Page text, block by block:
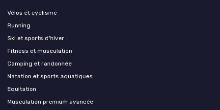
Vélos et cyclisme
Running
Ski et sports d'hiver
Fitness et musculation
Camping et randonnée
Natation et sports aquatiques
Equitation
Musculation premium avancée